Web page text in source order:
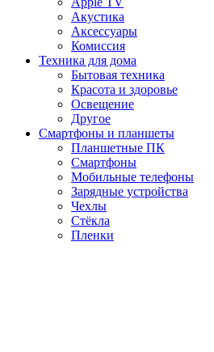
Акустика
Аксессуары
Комиссия
Техника для дома
Бытовая техника
Красота и здоровье
Освещение
Другое
Смартфоны и планшеты
Планшетные ПК
Смартфоны
Мобильные телефоны
Зарядные устройства
Чехлы
Стёкла
Пленки